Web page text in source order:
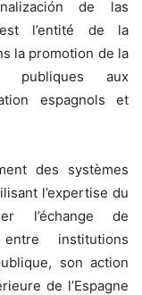
de las
est l’entité de la
la promotion de la
publiques aux
espagnols et
des systèmes
l’expertise du
l’échange de
institutions
son action
de l’Espagne